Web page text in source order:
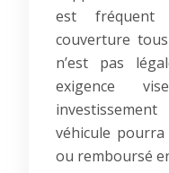
est fréquent
couverture
n’est pas
exigence
véhicule
ou remboursé